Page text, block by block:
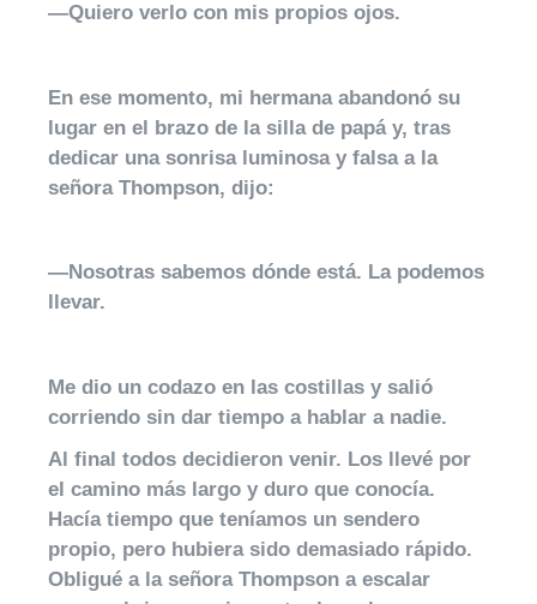
—Quiero verlo con mis propios ojos.
En ese momento, mi hermana abandonó su
lugar en el brazo de la silla de papá y, tras
dedicar una sonrisa luminosa y falsa a la
señora Thompson, dijo:
—Nosotras sabemos dónde está. La podemos
llevar.
Me dio un codazo en las costillas y salió
corriendo sin dar tiempo a hablar a nadie.
Al final todos decidieron venir. Los llevé por
el camino más largo y duro que conocía.
Hacía tiempo que teníamos un sendero
propio, pero hubiera sido demasiado rápido.
Obligué a la señora Thompson a escalar